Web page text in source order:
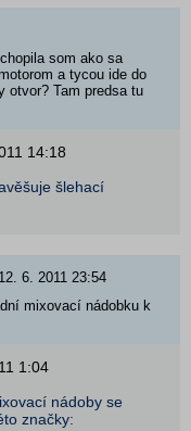
som ako sa
a tycou ide do
otvor? Tam predsa tu
14:18
šlehací
12. 6. 2011 23:54
mixovací nádobku k
1:04
nádoby se
značky: